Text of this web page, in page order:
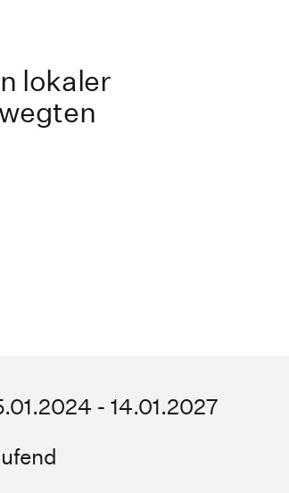
lokaler
- 14.01.2027